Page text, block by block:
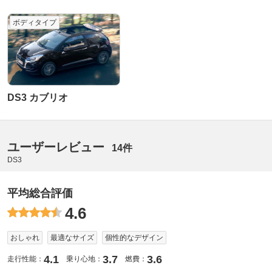
ボディタイプ
DS3 カブリオ
ユーザーレビュー 14件
DS3
平均総合評価
4.6
おしゃれ 最適なサイズ 個性的なデザイン
走行性能： 4.1 乗り心地： 3.7 燃費： 3.6